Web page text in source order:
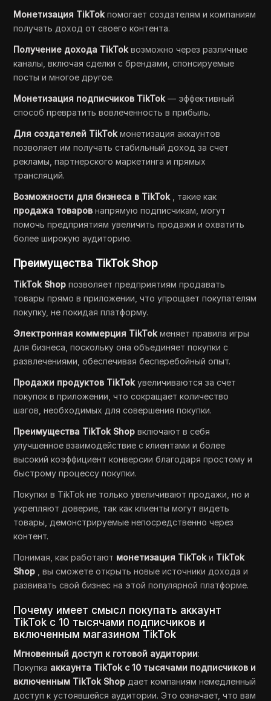
Монетизация TikTok помогает создателям и компаниям
получать доход от своего контента.
Получение дохода TikTok возможно через различные
каналы, включая сделки с брендами, спонсируемые
посты и многое другое.
Монетизация подписчиков TikTok — эффективный
способ превратить вовлеченность в прибыль.
Для создателей TikTok монетизация аккаунтов
позволяет им получать стабильный доход за счет
рекламы, партнерского маркетинга и прямых
трансляций.
Возможности для бизнеса в TikTok , такие как
продажа товаров напрямую подписчикам, могут
помочь предприятиям увеличить продажи и охватить
более широкую аудиторию.
Преимущества TikTok Shop
TikTok Shop позволяет предприятиям продавать
товары прямо в приложении, что упрощает покупателям
покупку, не покидая платформу.
Электронная коммерция TikTok меняет правила игры
для бизнеса, поскольку она объединяет покупки с
развлечениями, обеспечивая бесперебойный опыт.
Продажи продуктов TikTok увеличиваются за счет
покупок в приложении, что сокращает количество
шагов, необходимых для совершения покупки.
Преимущества TikTok Shop включают в себя
улучшенное взаимодействие с клиентами и более
высокий коэффициент конверсии благодаря простому и
быстрому процессу покупки.
Покупки в TikTok не только увеличивают продажи, но и
укрепляют доверие, так как клиенты могут видеть
товары, демонстрируемые непосредственно через
контент.
Понимая, как работают монетизация TikTok и TikTok
Shop , вы сможете открыть новые источники дохода и
развивать свой бизнес на этой популярной платформе.
Почему имеет смысл покупать аккаунт
TikTok с 10 тысячами подписчиков и
включенным магазином TikTok
Мгновенный доступ к готовой аудитории:
Покупка аккаунта TikTok с 10 тысячами подписчиков и
включенным TikTok Shop дает компаниям немедленный
доступ к устоявшейся аудитории. Это означает, что вам